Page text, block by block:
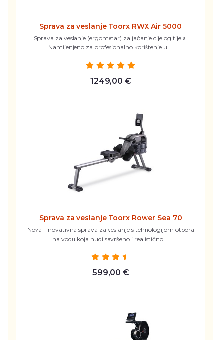
Sprava za veslanje Toorx RWX Air 5000
Sprava za veslanje (ergometar) za jačanje cijelog tijela.
Namijenjeno za profesionalno korištenje u ...
1249,00 €
Sprava za veslanje Toorx Rower Sea 70
Nova i inovativna sprava za veslanje s tehnologijom otpora
na vodu koja nudi savršeno i realistično ...
599,00 €